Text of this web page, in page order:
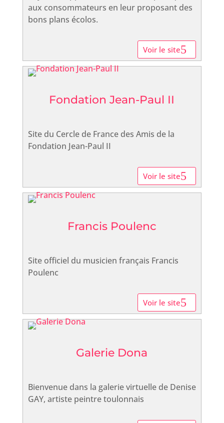
aux consommateurs en leur proposant des
bons plans écolos.
Voir le site
Fondation Jean-Paul II
Site du Cercle de France des Amis de la
Fondation Jean-Paul II
Voir le site
Francis Poulenc
Site officiel du musicien français Francis
Poulenc
Voir le site
Galerie Dona
Bienvenue dans la galerie virtuelle de Denise
GAY, artiste peintre toulonnais